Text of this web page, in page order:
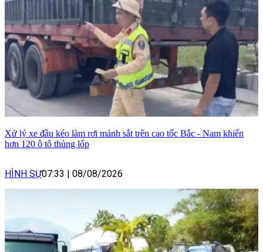
Xử lý xe đầu kéo làm rơi mảnh sắt trên cao tốc Bắc - Nam khiến
hơn 120 ô tô thủng lốp
HÌNH SỰ07:33 | 08/08/2026